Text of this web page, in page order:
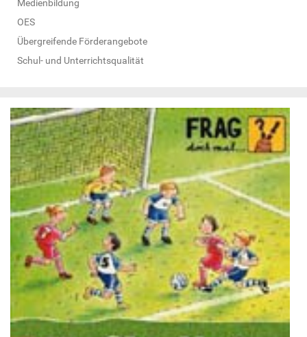
Medienbildung
OES
Übergreifende Förderangebote
Schul- und Unterrichtsqualität